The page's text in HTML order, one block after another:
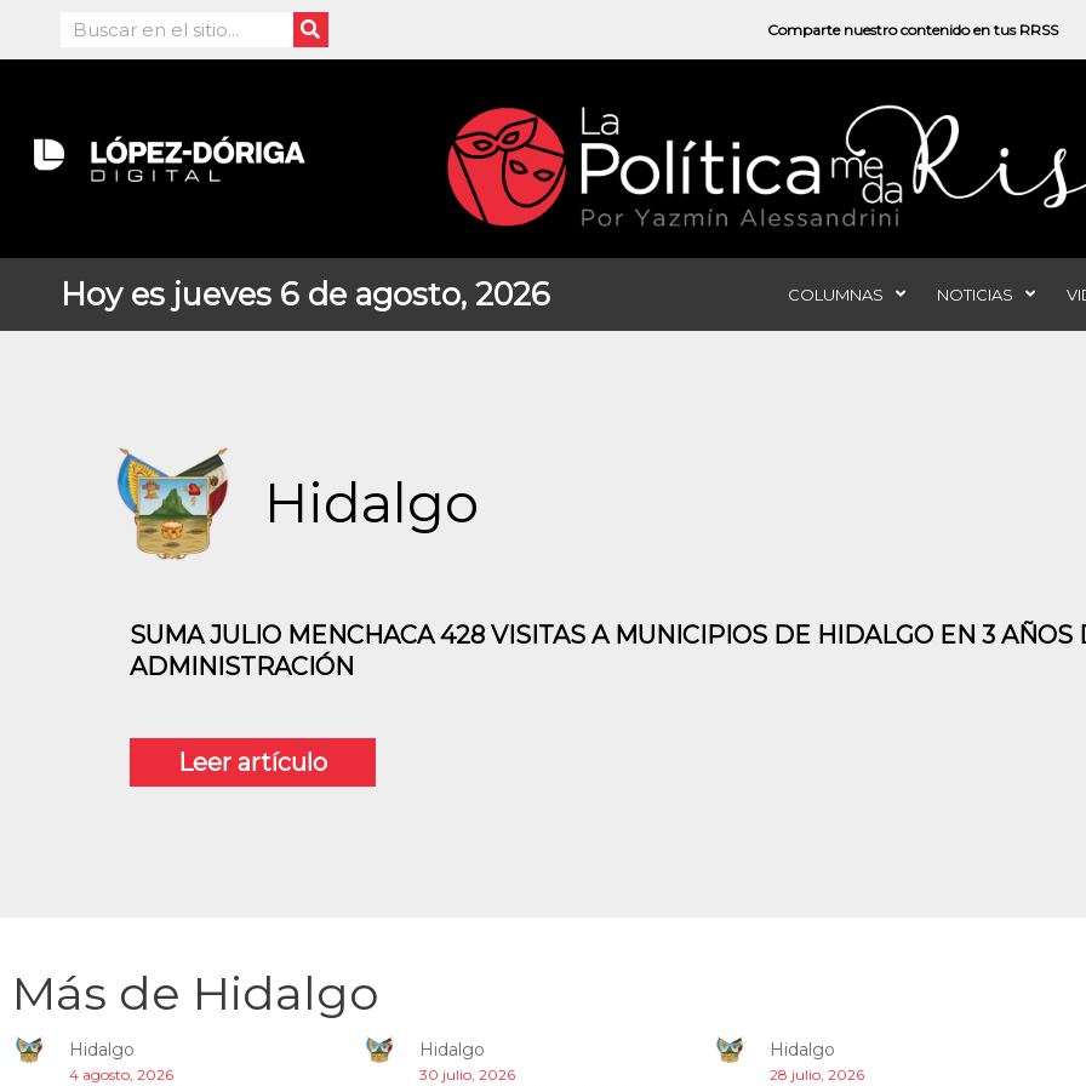
Search Comparte nuestro contenido en tus RRSS
Hoy es jueves 6 de agosto, 2026 COLUMNAS NOTICIAS
Hidalgo
SUMA JULIO MENCHACA 428 VISITAS A MUNICIPIOS DE HIDALGO EN 3 AÑOS
ADMINISTRACIÓN
Leer artículo
Más de Hidalgo
Hidalgo
4 agosto, 2026
Hidalgo
30 julio, 2026
Hidalgo
28 julio, 2026